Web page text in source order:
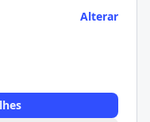
Alterar